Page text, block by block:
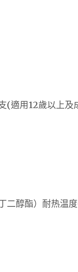
(適用12歲以上及
二醇酯）耐热温